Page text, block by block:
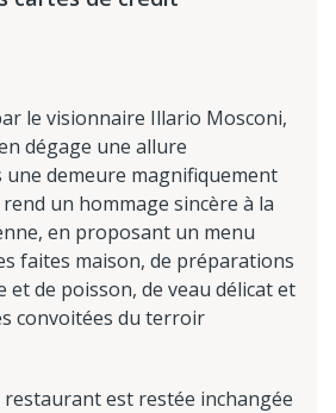
le visionnaire Illario Mosconi,
dégage une allure
demeure magnifiquement
un hommage sincère à la
en proposant un menu
faites maison, de préparations
et de poisson, de veau délicat et
convoitées du terroir
est restée inchangée